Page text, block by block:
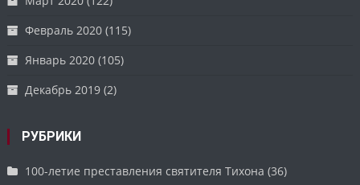
Февраль 2020 (115)
Январь 2020 (105)
Декабрь 2019 (2)
РУБРИКИ
100-летие преставления святителя Тихона (36)